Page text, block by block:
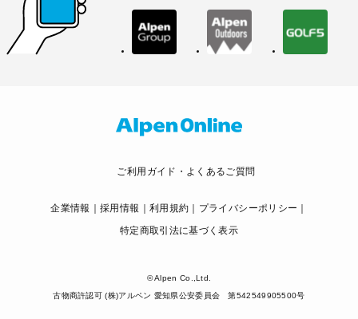
ご利用ガイド・よくあるご質問
企業情報 採用情報 利用規約
プライバシーポリシー
特定商取引法に基づく表示
© Alpen Co.,Ltd.
古物商許認可 (株)アルペン 愛知県公安委員会 第542549905500号